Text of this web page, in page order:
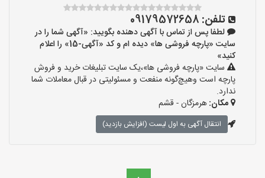
تلفن: 09179572658
لطفا پس از تماس با آگهی دهنده بگویید: «آگهی شما را در
سایت «پارچه فروشی ها» دیده ام و کد «آگهی-15» را اعلام
کنید»
سایت «پارچه فروشی ها»،یک سایت تبلیغات خرید و فروش
پارچه است وهیچ‌گونه منفعت و مسئولیتی در قبال معاملات شما
ندارد.
مکان:هرمزگان - قشم
انتقال آگهی به اول لیست (افزایش بازدید)